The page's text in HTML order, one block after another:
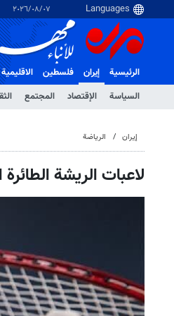
٠٧‏/٠٨‏/٢٠٢٦
الرئيسية
إيران
السياسة
الإقتصاد المجتمع
فلسطین الاقلیمیة
إيران الرياضة
لاعبات الريشة الطائرة